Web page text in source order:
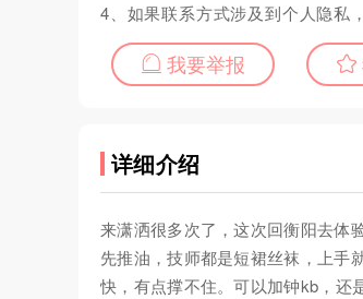
4、如果联系方式涉及到个人隐私
我要举报
详细介绍
来潇洒很多次了，这次回衡阳去体
先推油，技师都是短裙丝袜，上手
快，有点撑不住。可以加钟kb，还